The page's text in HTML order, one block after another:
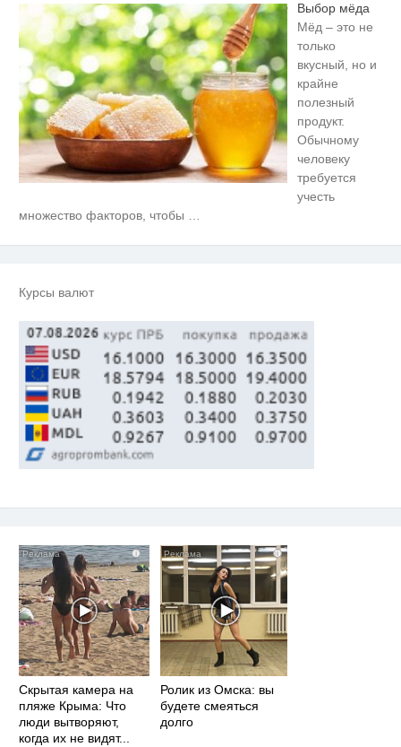
Выбор мёда
Мёд – это не
только
вкусный, но и
крайне
полезный
продукт.
Обычному
человеку
требуется
учесть
множество факторов, чтобы …
Курсы валют
i
Скрытая камера на
пляже Крыма: Что
люди вытворяют,
когда их не видят...
i
Ролик из Омска: вы
будете смеяться
долго
Крыма: Что люди вытворяют,
смеяться долго